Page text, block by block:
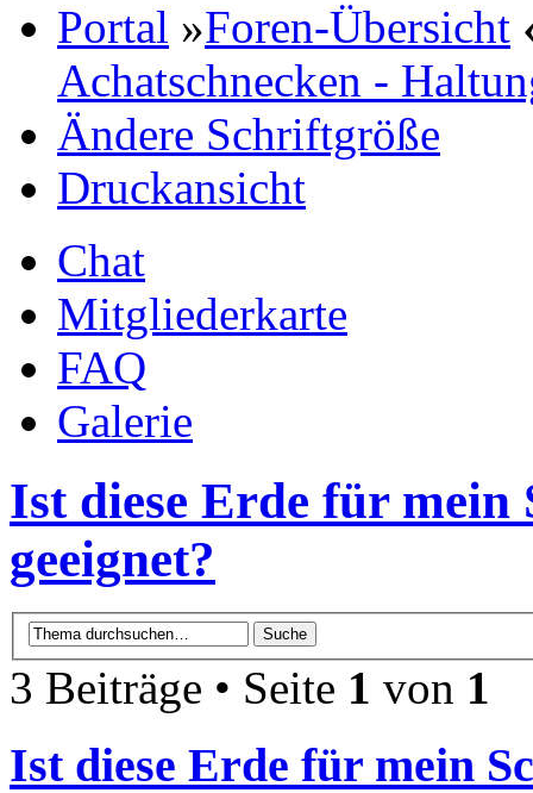
Portal »Foren-Übersicht
Achatschnecken -
Ändere Schriftgröße
Druckansicht
Chat
Mitgliederkarte
FAQ
Galerie
Ist diese Erde für mein
geeignet?
3 Beiträge • Seite 1 von 1
Ist diese Erde für mein